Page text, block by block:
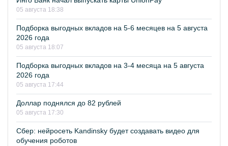
05 августа 18:38
Подборка выгодных вкладов на 5-6 месяцев на 5 августа
2026 года
05 августа 18:07
Подборка выгодных вкладов на 3-4 месяца на 5 августа
2026 года
05 августа 17:44
Доллар поднялся до 82 рублей
05 августа 17:30
Сбер: нейросеть Kandinsky будет создавать видео для
обучения роботов